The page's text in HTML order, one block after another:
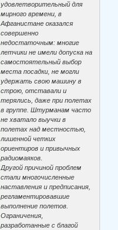
удовлетворительный для
мирного времени, в
Афганистане оказался
совершенно
недостаточным: многие
летчики не имели допуска на
самостоятельный выбор
места посадки, не могли
удержать свою машину в
строю, отставали и
терялись, даже при полетах
в группе. Штурманам часто
не хватало выучки в
полетах над местностью,
лишенной четких
ориентиров и привычных
радиомаяков.
Другой причиной проблем
стали многочисленные
наставления и предписания,
регламентировавшие
выполнение полетов.
Ограничения,
разработанные с благой